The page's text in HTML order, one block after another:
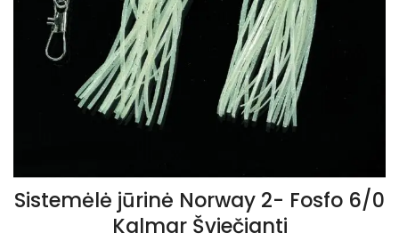
Sistemėlė jūrinė Norway 2- Fosfo 6/0
Kalmar Šviečianti